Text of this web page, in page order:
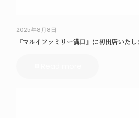
2025年8月8日
『マルイファミリー溝口』に初出店いたし